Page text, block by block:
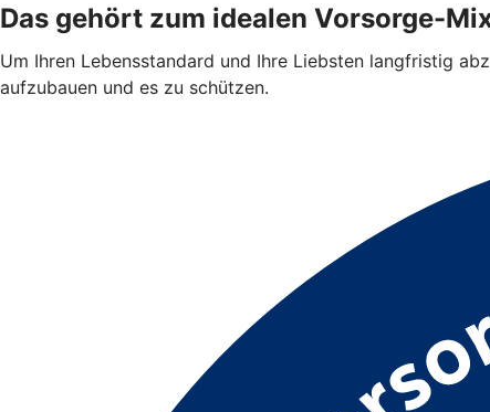
Das gehört zum idealen Vorsorge-
Um Ihren Lebensstandard und Ihre Liebsten langfristig
aufzubauen und es zu schützen.